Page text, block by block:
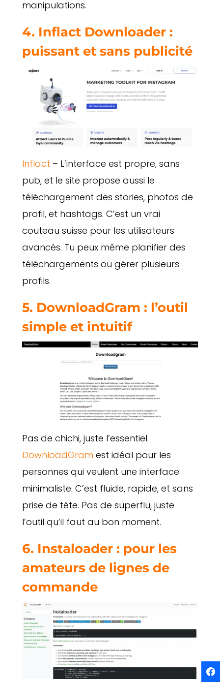
manipulations.
4. Inflact Downloader :
puissant et sans publicité
Inflact – L’interface est propre, sans
pub, et le site propose aussi le
téléchargement des stories, photos de
profil, et hashtags. C’est un vrai
couteau suisse pour les utilisateurs
avancés. Tu peux même planifier des
téléchargements ou gérer plusieurs
profils.
5. DownloadGram : l’outil
simple et intuitif
Pas de chichi, juste l’essentiel.
DownloadGram est idéal pour les
personnes qui veulent une interface
minimaliste. C’est fluide, rapide, et sans
prise de tête. Pas de superflu, juste
l’outil qu’il faut au bon moment.
6. Instaloader : pour les
amateurs de lignes de
commande